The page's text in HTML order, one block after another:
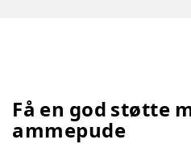
Få en god støtte
ammepude